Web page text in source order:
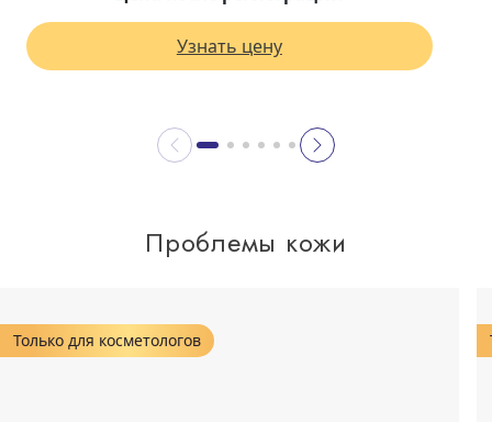
Узнать цену
Проблемы кожи
Только для косметологов